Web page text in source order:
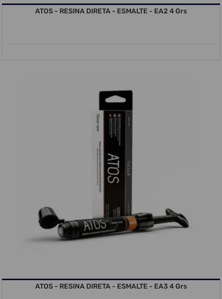
ATOS - RESINA DIRETA - ESMALTE - EA2 4 Grs
ATOS - RESINA DIRETA - ESMALTE - EA3 4 Grs